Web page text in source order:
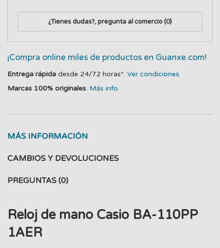
¿Tienes dudas?, pregunta al comercio(0)
¡Compra online miles de productos en Guanxe.com!
Entrega rápida desde 24/72 horas*. Ver condiciones.
Marcas 100% originales. Más info.
MÁS INFORMACIÓN
CAMBIOS Y DEVOLUCIONES
PREGUNTAS (0)
Reloj de mano Casio BA-110PP
1AER